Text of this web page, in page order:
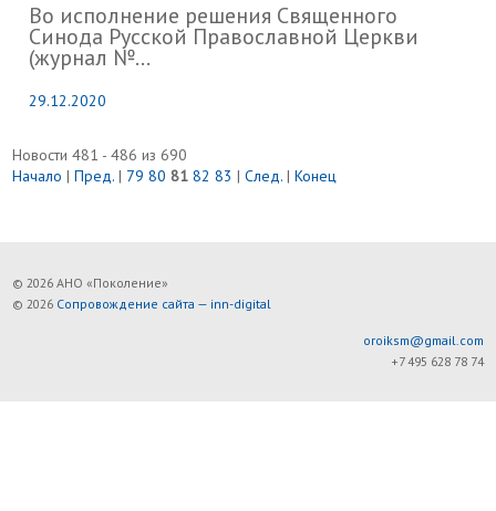
Во исполнение решения Священного
Синода Русской Православной Церкви
(журнал №...
29.12.2020
Новости 481 - 486 из 690
Начало |Пред. | 79 80 81 82 83 |След. |Конец
© 2026 АНО «Поколение»
© 2026 Сопровождение сайта — inn-digital
oroiksm@gmail.com
+7 495 628 78 74